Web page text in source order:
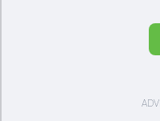
दौड़ से बाहर हैं। आगामी सीरीज के
टीम में शामिल किया जाएगा,